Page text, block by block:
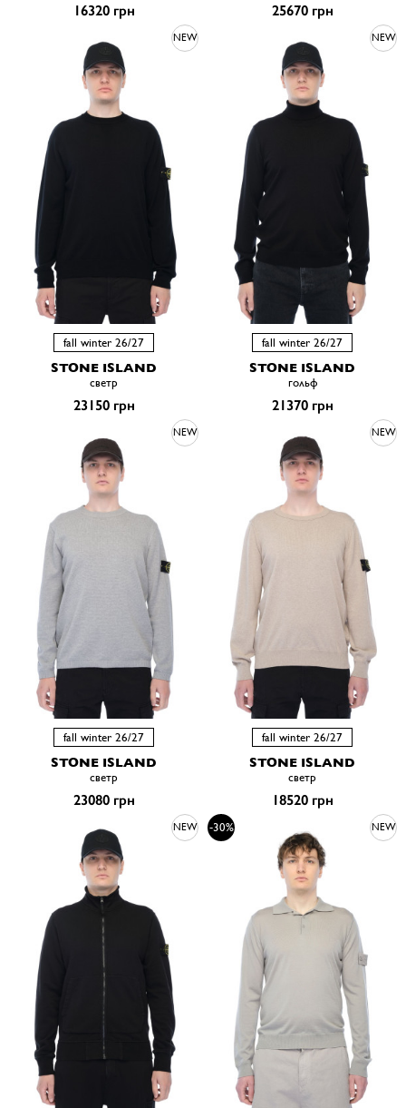
16320 грн 25670 грн
NEW
fall winter 26/27
STONE ISLAND
светр
23150 грн
NEW
fall winter 26/27
STONE ISLAND
гольф
21370 грн
NEW
fall winter 26/27
STONE ISLAND
светр
23080 грн
NEW
fall winter 26/27
STONE ISLAND
светр
18520 грн
NEW -30% NEW